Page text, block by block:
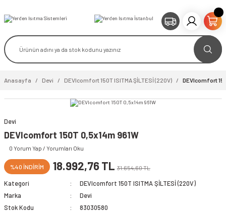
Anasayfa Devi DEVIcomfort 150T ISITMA ŞİLTESİ (220V) DEVIcomfort
Devi
DEVIcomfort 150T 0,5x14m 961W
0 Yorum Yap / Yorumları Oku
%40 İNDİRİM 18.992,76 TL 31.654,60 TL
Kategori
DEVIcomfort 150T ISITMA ŞİLTESİ (220V)
Marka
Devi
Stok Kodu
83030580